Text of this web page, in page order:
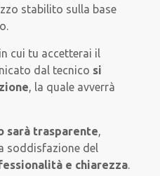
stabilito sulla base
cui tu accetterai il
dal tecnico si
, la quale avverrà
sarà trasparente,
soddisfazione del
e chiarezza.